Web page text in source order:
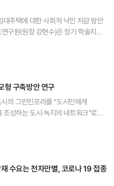
대주택에 대한 사회적 낙인 저감 방안
구원(원장 강현수)은 정기 학술지
주택에 대한 사회적 낙인 저감 방안
자 혼합을 중심으로’ 연구를 통해
, 이를 줄이기 위한 정책적 함의를
공공임대주택의 물리적 특성 분석
소를 검토하였다. ◦ 분석 결과,
으로 확장되는 물리적 차원 및 입주자
점, 소수 거주자의 반사회적인
대한 구체적이고 실질적인 목표
택 공급 및 관리라는 제한된 여건
형 구축방안 연구
의 그린인프라를 “도시민에게
성하는 도시·녹지의 네트워크”로
론으로 구성된 계획모형을
정하고, 목표별 기초자료를 구축하는
료를 융·복합하여 그린인프라의
다. 셋째, 그린인프라 확충 지역을
수요는 천차만별, 코로나 19 접종